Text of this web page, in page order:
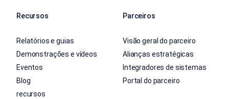
Recursos
Relatórios e guias
Demonstrações e vídeos
Eventos
Blog
recursos
Parceiros
Visão geral do parceiro
Alianças estratégicas
Integradores de sistemas
Portal do parceiro